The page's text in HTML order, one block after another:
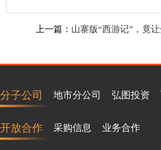
上一篇： 山寨版“西游记”，竟
分子公司 地市分公司 弘图投资
开放合作 采购信息 业务合作